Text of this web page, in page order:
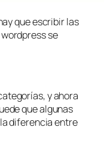
que escribir las
se
y ahora
que algunas
diferencia entre